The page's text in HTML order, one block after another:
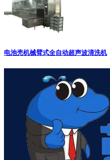
电池壳机械臂式全自动超声波清洗机